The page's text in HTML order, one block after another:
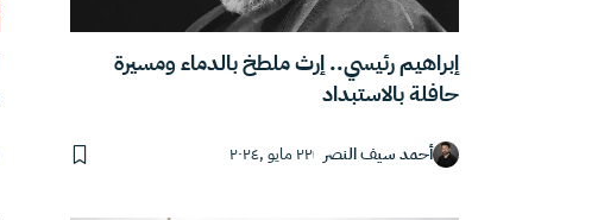
إبراهيم رئيسي.. إرث ملطخ بالدماء ومسيرة
حافلة بالاستبداد
أحمد سيف النصر ٢٢ مايو ,٢٠٢٤